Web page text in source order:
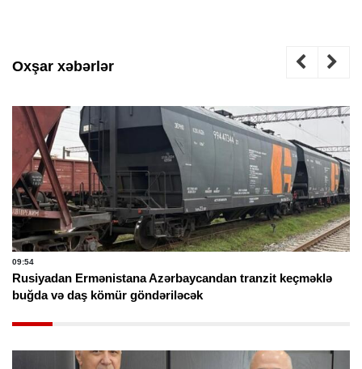
Oxşar xəbərlər
09:54
Rusiyadan Ermənistana Azərbaycandan tranzit keçməklə
buğda və daş kömür göndəriləcək